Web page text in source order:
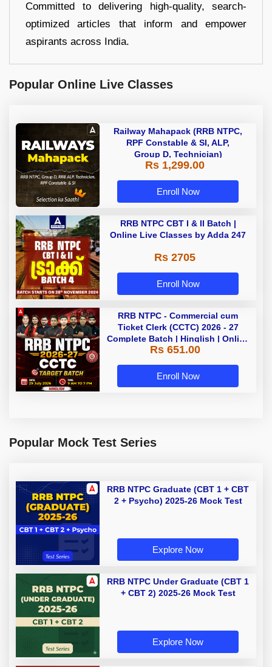
Committed to delivering high-quality, search-
optimized articles that inform and empower
aspirants across India.
Popular Online Live Classes
Railway Mahapack (RRB NTPC,
RPF Constable & SI, ALP,
Group D, Technician)
Rs 1,299.00
Enroll Now
RRB NTPC CBT I & II Batch |
Online Live Classes by Adda 247
Rs 2705
Enroll Now
RRB NTPC - Commercial cum
Ticket Clerk (CCTC) 2026 - 27
Complete Batch | Hinglish | Online
Live Classes By Adda247
Rs 651.00
Enroll Now
Popular Mock Test Series
RRB NTPC Graduate (CBT 1 + CBT
2 + Psycho) 2025-26 Mock Test
Explore Now
RRB NTPC Under Graduate (CBT 1
+ CBT 2) 2025-26 Mock Test
Explore Now